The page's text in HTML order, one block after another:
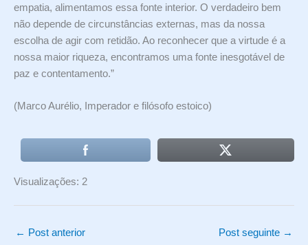
empatia, alimentamos essa fonte interior. O verdadeiro bem
não depende de circunstâncias externas, mas da nossa
escolha de agir com retidão. Ao reconhecer que a virtude é a
nossa maior riqueza, encontramos uma fonte inesgotável de
paz e contentamento.”
(Marco Aurélio, Imperador e filósofo estoico)
Visualizações: 2
← Post anterior Post seguinte →